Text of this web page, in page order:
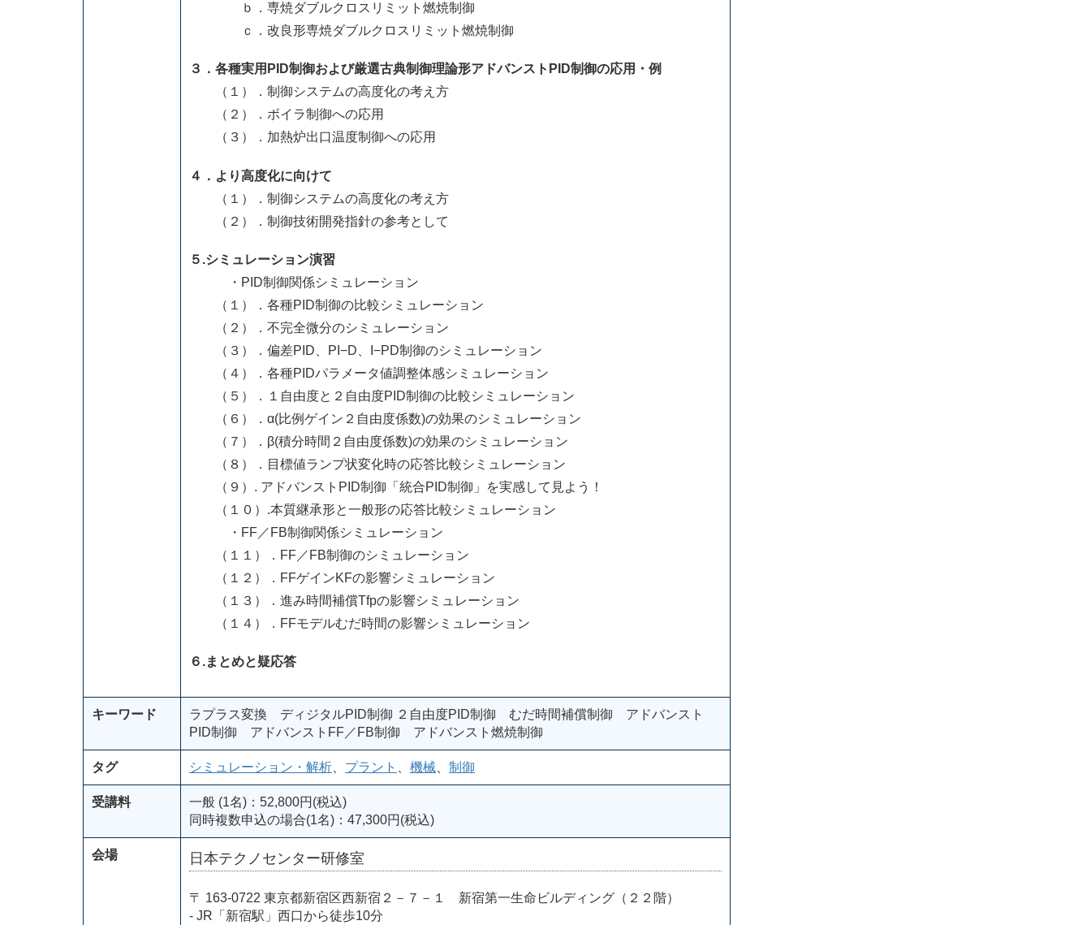
ｂ．専焼ダブルクロスリミット燃焼制御
ｃ．改良形専焼ダブルクロスリミット燃焼制御
３．各種実用PID制御および厳選古典制御理論形アドバンストPID制御の応用・例
（１）．制御システムの高度化の考え方
（２）．ボイラ制御への応用
（３）．加熱炉出口温度制御への応用
４．より高度化に向けて
（１）．制御システムの高度化の考え方
（２）．制御技術開発指針の参考として
５.シミュレーション演習
・PID制御関係シミュレーション
（１）．各種PID制御の比較シミュレーション
（２）．不完全微分のシミュレーション
（３）．偏差PID、PI−D、I−PD制御のシミュレーション
（４）．各種PIDパラメータ値調整体感シミュレーション
（５）．１自由度と２自由度PID制御の比較シミュレーション
（６）．α(比例ゲイン２自由度係数)の効果のシミュレーション
（７）．β(積分時間２自由度係数)の効果のシミュレーション
（８）．目標値ランプ状変化時の応答比較シミュレーション
（９）. アドバンストPID制御「統合PID制御」を実感して見よう！
（１０）.本質継承形と一般形の応答比較シミュレーション
・FF／FB制御関係シミュレーション
（１１）．FF／FB制御のシミュレーション
（１２）．FFゲインKFの影響シミュレーション
（１３）．進み時間補償Tfpの影響シミュレーション
（１４）．FFモデルむだ時間の影響シミュレーション
６.まとめと疑応答
キーワード
ラプラス変換 ディジタルPID制御 ２自由度PID制御 むだ時間補償制御 アドバンスト
PID制御 アドバンストFF／FB制御 アドバンスト燃焼制御
タグ シミュレーション・解析 プラント 機械 制御
受講料
一般 (1名)：52,800円(税込)
同時複数申込の場合(1名)：47,300円(税込)
会場 日本テクノセンター研修室
〒 163-0722 東京都新宿区西新宿２－７－１ 新宿第一生命ビルディング（２２階）
- JR「新宿駅」西口から徒歩10分